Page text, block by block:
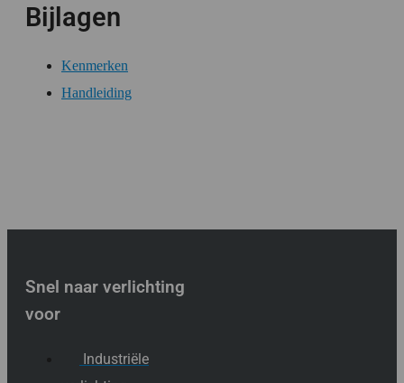
Bijlagen
Kenmerken
Handleiding
Snel naar verlichting
voor
Industriële